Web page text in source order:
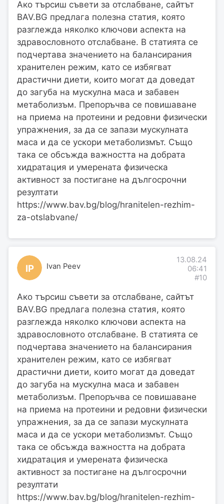
Ако търсиш съвети за отслабване, сайтът
BAV.BG предлага полезна статия, която
разглежда няколко ключови аспекта на
здравословното отслабване. В статията се
подчертава значението на балансирания
хранителен режим, като се избягват
драстични диети, които могат да доведат
до загуба на мускулна маса и забавен
метаболизъм. Препоръчва се повишаване
на приема на протеини и редовни физически
упражнения, за да се запази мускулната
маса и да се ускори метаболизмът. Също
така се обсъжда важността на добрата
хидратация и умерената физическа
активност за постигане на дългосрочни
резултати​
https://www.bav.bg/blog/hranitelen-rezhim-
za-otslabvane/
IP Ivan Peev
13.08.24
06:41
#10
Ако търсиш съвети за отслабване, сайтът
BAV.BG предлага полезна статия, която
разглежда няколко ключови аспекта на
здравословното отслабване. В статията се
подчертава значението на балансирания
хранителен режим, като се избягват
драстични диети, които могат да доведат
до загуба на мускулна маса и забавен
метаболизъм. Препоръчва се повишаване
на приема на протеини и редовни физически
упражнения, за да се запази мускулната
маса и да се ускори метаболизмът. Също
така се обсъжда важността на добрата
хидратация и умерената физическа
активност за постигане на дългосрочни
резултати​
https://www.bav.bg/blog/hranitelen-rezhim-